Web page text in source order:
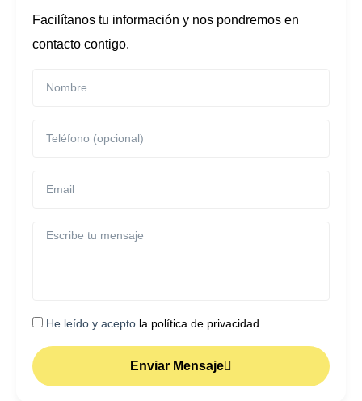
Facilítanos tu información y nos pondremos en
contacto contigo.
He leído y acepto la política de privacidad
Enviar Mensaje